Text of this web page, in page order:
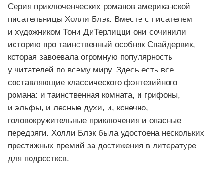
Серия приключенческих романов американской
писательницы Холли Блэк. Вместе с писателем
и художником Тони ДиТерлицци они сочинили
историю про таинственный особняк Спайдервик,
которая завоевала огромную популярность
у читателей по всему миру. Здесь есть все
составляющие классического фэнтезийного
романа: и таинственная комната, и грифоны,
и эльфы, и лесные духи, и, конечно,
головокружительные приключения и опасные
передряги. Холли Блэк была удостоена нескольких
престижных премий за достижения в литературе
для подростков.